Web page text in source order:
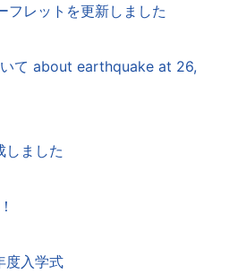
フレットを更新しました
て about earthquake at 26,
しました
度入学式